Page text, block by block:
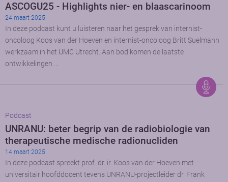
ASCOGU25 - Highlights nier- en blaascarinoom
24 maart 2025
In deze podcast kunt u luisteren naar het gesprek van internist-
oncoloog Koos van der Hoeven en internist-oncoloog Britt Suelmann
werkzaam in het UMC Utrecht. Aan bod komen de laatste
ontwikkelingen …
Podcast
UNRANU: beter begrip van de radiobiologie van
therapeutische medische radionucliden
14 maart 2025
In deze podcast spreekt prof. dr. ir. Koos van der Hoeven met
universitair hoofddocent tevens UNRANU-projectleider dr. Frank